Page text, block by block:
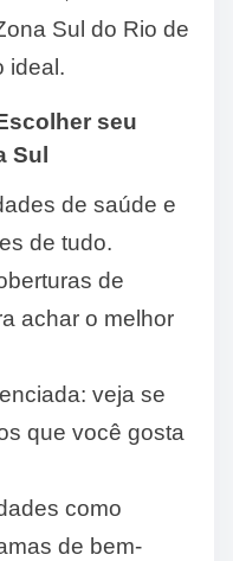
Sul do Rio de
ideal.
seu
Sul
de saúde e
de tudo.
de
achar o melhor
veja se
que você gosta
como
de bem-